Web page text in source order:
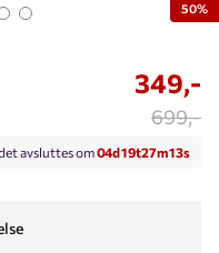
50%
349,-
699,-
avsluttes om04d19t27m13s